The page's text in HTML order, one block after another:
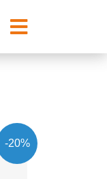
-20%